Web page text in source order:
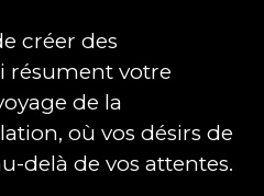
créer des
résument votre
de la
où vos désirs de
delà de vos attentes.